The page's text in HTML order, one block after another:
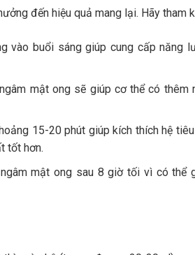
đến hiệu quả mang lại. Hãy tham
vào buổi sáng giúp cung cấp năng
mật ong sẽ giúp cơ thể có
15-20 phút giúp kích thích hệ
tốt hơn.
mật ong sau 8 giờ tối vì có thể